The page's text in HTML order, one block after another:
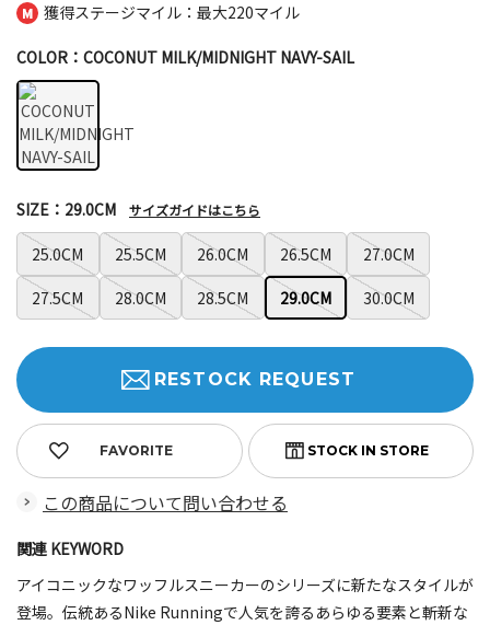
獲得ステージマイル：最大220マイル
COLOR：COCONUT MILK/MIDNIGHT NAVY-SAIL
25.0CM 25.5CM 26.0CM 26.5CM
27.0CM
27.5CM
28.0CM 28.5CM 29.0CM 30.0CM
SIZE：29.0CM サイズガイドはこちら
FAVORITE
RESTOCK REQUEST
この商品について問い合わせる
関連 KEYWORD
アイコニックなワッフルスニーカーのシリーズに新たなスタイルが
登場。伝統あるNike Runningで人気を誇るあらゆる要素と斬新な